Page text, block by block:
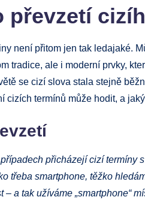
převzetí
není přitom jen tak ledajaké.
tradice, ale i moderní prvky,
se cizí slova stala stejně
cizích termínů může hodit, a
přicházejí cizí termíny
třeba smartphone, těžko
– a tak užíváme „smartphone“